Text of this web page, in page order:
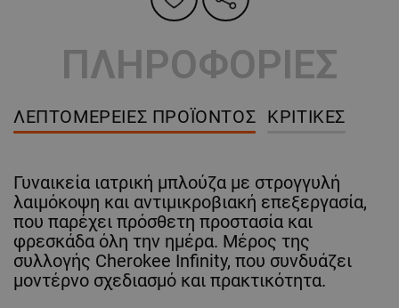
ΠΛΗΡΟΦΟΡΙΕΣ
ΛΕΠΤΟΜΈΡΕΙΕΣ ΠΡΟΪΌΝΤΟΣ ΚΡΙΤΙΚΈΣ
Γυναικεία ιατρική μπλούζα με στρογγυλή
λαιμόκοψη και αντιμικροβιακή επεξεργασία,
που παρέχει πρόσθετη προστασία και
φρεσκάδα όλη την ημέρα. Μέρος της
συλλογής Cherokee Infinity, που συνδυάζει
μοντέρνο σχεδιασμό και πρακτικότητα.